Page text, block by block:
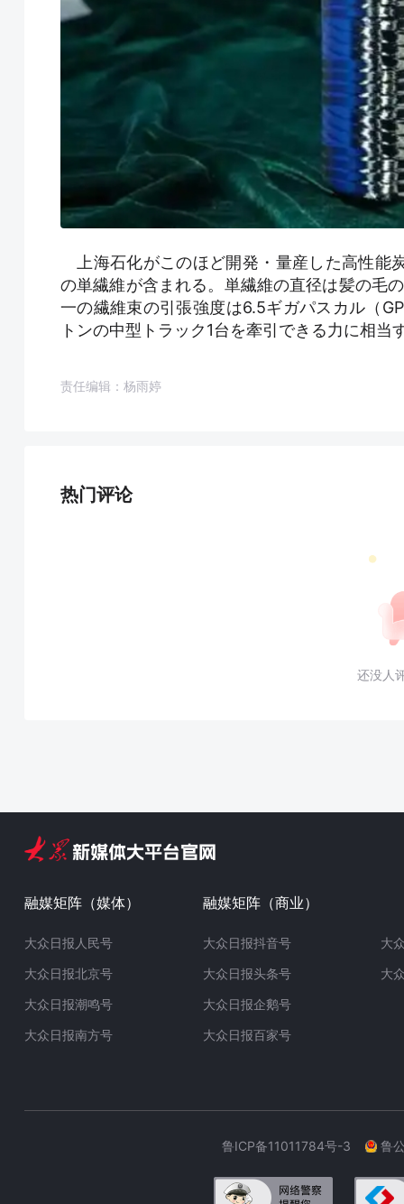
上海石化がこのほど開発・量産した高性能
の単繊維が含まれる。単繊維の直径は髪の毛
一の繊維束の引張強度は6.5ギガパスカル（
トンの中型トラック1台を牽引できる力に相当
责任编辑：杨雨婷
热门评论
还没人
融媒矩阵（媒体）
大众日报人民号
大众日报北京号
大众日报潮鸣号
大众日报南方号
融媒矩阵（商业）
大众日报抖音号
大众日报头条号
大众日报企鹅号
大众日报百家号
大
大
鲁ICP备11011784号-3 鲁